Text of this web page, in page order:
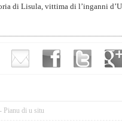
di Lisula, vittima di l’inganni
- Pianu di u situ